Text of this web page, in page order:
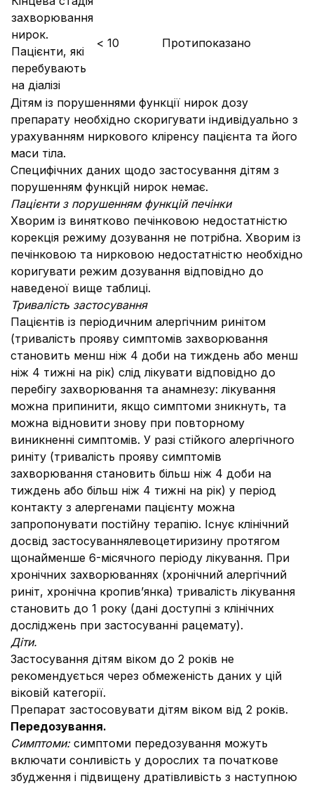
захворювання
нирок.
Пацієнти, які
перебувають
на діалізі
< 10 Протипоказано
Дітям із порушеннями функції нирок дозу
препарату необхідно скоригувати індивідуально з
урахуванням ниркового кліренсу пацієнта та його
маси тіла.
Специфічних даних щодо застосування дітям з
порушенням функцій нирок немає.
Пацієнти з порушенням функцій печінки
Хворим із винятково печінковою недостатністю
корекція режиму дозування не потрібна. Хворим із
печінковою та нирковою недостатністю необхідно
коригувати режим дозування відповідно до
наведеної вище таблиці.
Тривалість застосування
Пацієнтів із періодичним алергічним ринітом
(тривалість прояву симптомів захворювання
становить менш ніж 4 доби на тиждень або менш
ніж 4 тижні на рік) слід лікувати відповідно до
перебігу захворювання та анамнезу: лікування
можна припинити, якщо симптоми зникнуть, та
можна відновити знову при повторному
виникненні симптомів. У разі стійкого алергічного
риніту (тривалість прояву симптомів
захворювання становить більш ніж 4 доби на
тиждень або більш ніж 4 тижні на рік) у період
контакту з алергенами пацієнту можна
запропонувати постійну терапію. Існує клінічний
досвід застосуваннялевоцетиризину протягом
щонайменше 6-місячного періоду лікування. При
хронічних захворюваннях (хронічний алергічний
риніт, хронічна кропив’янка) тривалість лікування
становить до 1 року (дані доступні з клінічних
досліджень при застосуванні рацемату).
Діти.
Застосування дітям віком до 2 років не
рекомендується через обмеженість даних у цій
віковій категорії.
Препарат застосовувати дітям віком від 2 років.
Передозування.
Симптоми: симптоми передозування можуть
включати сонливість у дорослих та початкове
збудження і підвищену дратівливість з наступною